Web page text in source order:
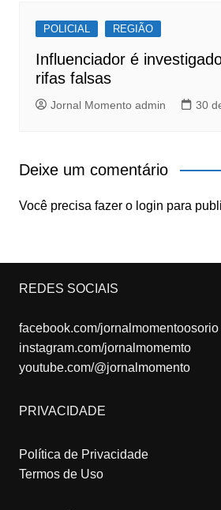
POLICIAL REGIÃO
Influenciador é
rifas falsas
Jornal Momento admin 30
Deixe um comentário
Você precisa fazer o login para
REDES SOCIAIS
facebook.com/jornalmomentoosorio
instagram.com/jornalmomemto
youtube.com/@jornalmomento
PRIVACIDADE
Política de Privacidade
Termos de Uso